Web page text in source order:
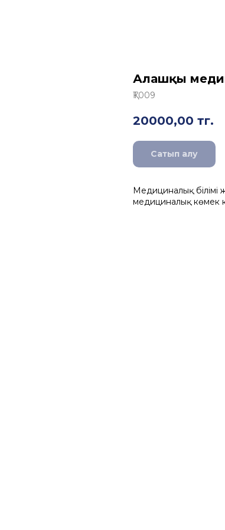
Алғашқы
ҚТ009
20000,00 тг.
Сатып алу
Медициналық білімі
медициналық көмек